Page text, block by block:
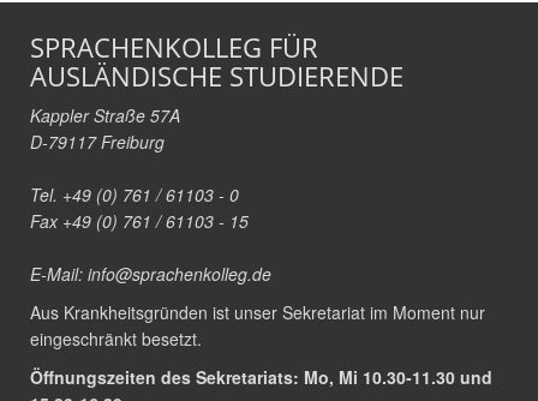
SPRACHENKOLLEG FÜR
AUSLÄNDISCHE STUDIERENDE
Kappler Straße 57A
D-79117 Freiburg
Tel. +49 (0) 761 / 61103 - 0
Fax +49 (0) 761 / 61103 - 15
E-Mail: info@sprachenkolleg.de
Aus Krankheitsgründen ist unser Sekretariat im Moment nur
eingeschränkt besetzt.
Öffnungszeiten des Sekretariats: Mo, Mi 10.30-11.30 und